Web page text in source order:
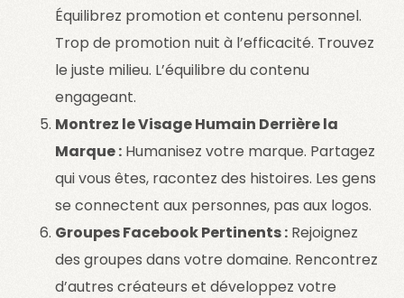
Équilibrez promotion et contenu personnel.
Trop de promotion nuit à l’efficacité. Trouvez
le juste milieu. L’équilibre du contenu
engageant.
Montrez le Visage Humain Derrière la
Marque : Humanisez votre marque. Partagez
qui vous êtes, racontez des histoires. Les gens
se connectent aux personnes, pas aux logos.
Groupes Facebook Pertinents : Rejoignez
des groupes dans votre domaine. Rencontrez
d’autres créateurs et développez votre